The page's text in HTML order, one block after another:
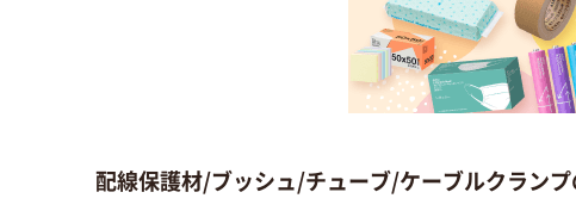
配線保護材/ブッシュ/チューブ/ケーブルクラン